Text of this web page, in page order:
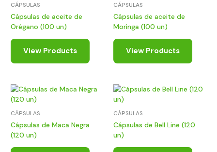
CÁPSULAS
Cápsulas de aceite de
Orégano (100 un)
View Products
CÁPSULAS
Cápsulas de aceite de
Moringa (100 un)
View Products
CÁPSULAS
Cápsulas de Maca Negra
(120 un)
CÁPSULAS
Cápsulas de Bell Line (120
un)